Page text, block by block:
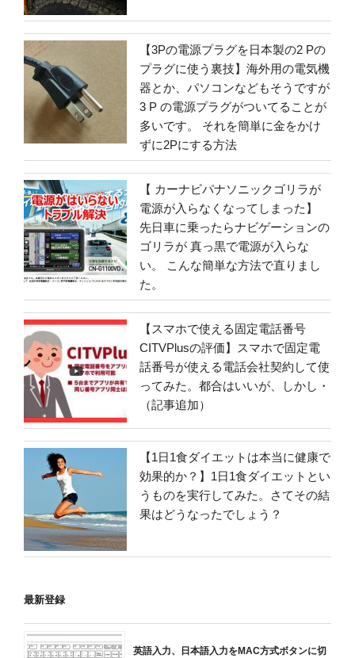
【3Pの電源プラグを日本製の2 Pの
プラグに使う裏技】海外用の電気機
器とか、パソコンなどもそうですが
3 P の電源プラグがついてることが
多いです。 それを簡単に金をかけ
ずに2Pにする方法
【 カーナビパナソニックゴリラが
電源が入らなくなってしまった】
先日車に乗ったらナビゲーションの
ゴリラが 真っ黒で電源が入らな
い。 こんな簡単な方法で直りまし
た。
【スマホで使える固定電話番号
CITVPlusの評価】スマホで固定電
話番号が使える電話会社契約して使
ってみた。都合はいいが、しかし・
（記事追加）
【1日1食ダイエットは本当に健康で
効果的か？】1日1食ダイエットとい
うものを実行してみた。さてその結
果はどうなったでしょう？
最新登録
英語入力、日本語入力をMAC方式ボタンに切